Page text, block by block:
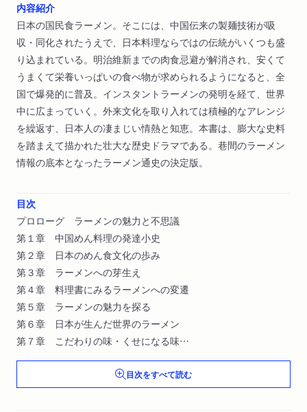
内容紹介
日本の国民食ラーメン。そこには、中国伝来の製麺技術が吸
収・同化されたうえで、日本料理ならではの伝統がいくつも盛
り込まれている。明治維新までの肉食忌避が解消され、安くて
うまくて栄養いっぱいの食べ物が求められるようになると、全
国で爆発的に普及。インスタントラーメンの発明を経て、世界
中に広まっていく。外来文化を取り入れては積極的なアレンジ
を繰返す、日本人の凄まじい情熱と知恵。本書は、膨大な史料
を踏まえて描かれた壮大な歴史ドラマである。巷間のラーメン
情報の底本となったラーメン通史の決定版。
目次
プロローグ ラーメンの魅力と不思議
第１章 中国めん料理の発達小史
第２章 日本のめん食文化の歩み
第３章 ラーメンへの芽生え
第４章 料理書にみるラーメンへの変遷
第５章 ラーメンの魅力を探る
第６章 日本が生んだ世界のラーメン
第７章 こだわりの味・くせになる味
エピローグ ラーメンと日本人
目次をすべて読む